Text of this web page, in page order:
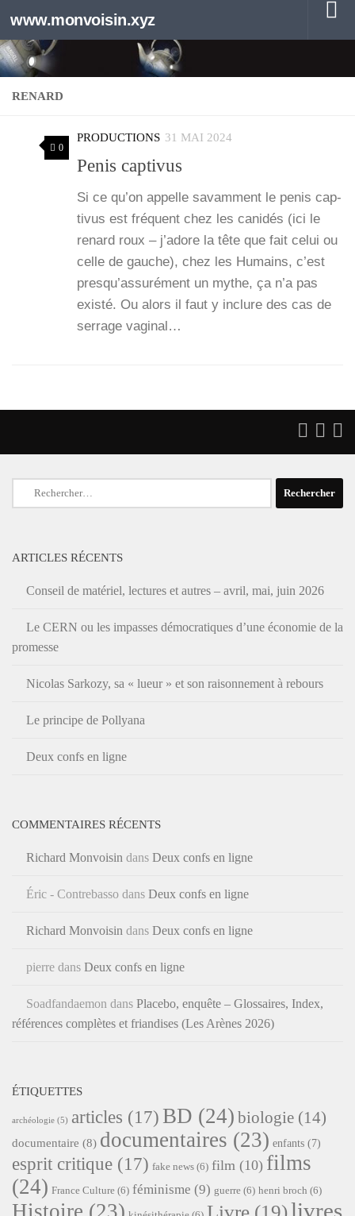
Au dessous du contenu
www.monvoisin.xyz
RENARD
0
PRODUCTIONS 31 MAI 2024
Penis captivus
Si ce qu’on appelle savam­ment le penis cap­
ti­vus est fré­quent chez les cani­dés (ici le
renard roux – j’a­dore la tête que fait celui ou
celle de gauche), chez les Humains, c’est
pres­qu’as­su­ré­ment un mythe, ça n’a pas
exis­té. Ou alors il faut y inclure des cas de
ser­rage vagi­nal…
Rechercher :
ARTICLES RÉCENTS
Conseil de matériel, lectures et autres – avril, mai, juin 2026
Le CERN ou les impasses démocratiques d’une économie de la
promesse
Nicolas Sarkozy, sa « lueur » et son raisonnement à rebours
Le principe de Pollyana
Deux confs en ligne
COMMENTAIRES RÉCENTS
Richard Monvoisin dans Deux confs en ligne
Éric - Contrebasso dans Deux confs en ligne
Richard Monvoisin dans Deux confs en ligne
pierre dans Deux confs en ligne
Soadfandaemon dans Placebo, enquête – Glossaires, Index,
références complètes et friandises (Les Arènes 2026)
ÉTIQUETTES
archéologie (5) articles (17) BD (24) biologie (14)
documentaire (8) documentaires (23) enfants (7)
esprit critique (17) fake news (6) film (10) films
(24) France Culture (6) féminisme (9) guerre (6) henri broch (6)
Histoire (23) Livre (19)livres